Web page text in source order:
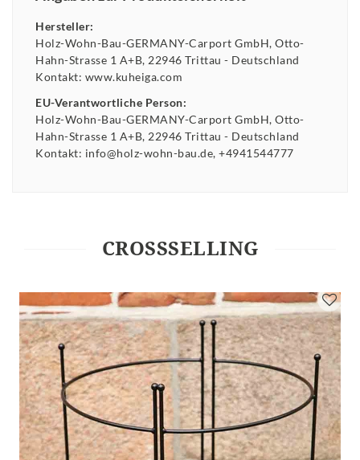
Hersteller:
Holz-Wohn-Bau-GERMANY-Carport GmbH Otto-
Hahn-Strasse 1 A+B 22946 Trittau
Deutschland
Kontakt: www.kuheiga.com
EU-Verantwortliche Person:
Holz-Wohn-Bau-GERMANY-Carport GmbH Otto-
Hahn-Strasse 1 A+B 22946 Trittau
Deutschland
Kontakt: info@holz-wohn-bau.de +4941544777
CROSSSELLING